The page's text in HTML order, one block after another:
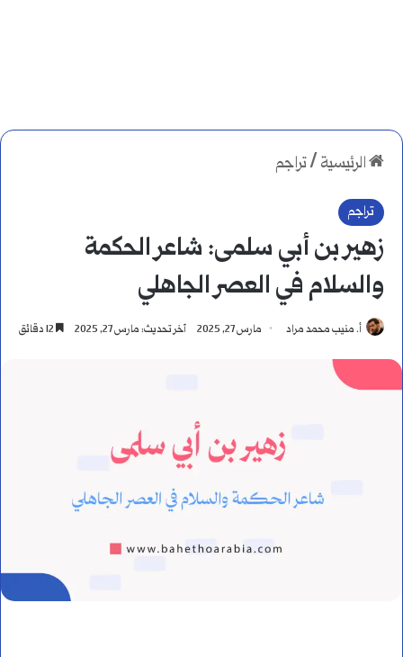
الرئيسية /تراجم
تراجم
زهير بن أبي سلمى: شاعر الحكمة
والسلام في العصر الجاهلي
أ. منيب محمد مراد مارس 27, 2025 آخر تحديث: مارس 27, 2025